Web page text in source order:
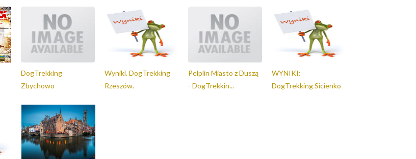
DogTrekking
Zbychowo
Wyniki. DogTrekking
Rzeszów.
Pelplin Miasto z Duszą
- DogTrekkin...
WYNIKI:
DogTrekking Sicienko